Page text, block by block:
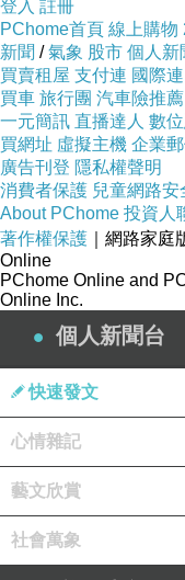
登入 註冊
PChome首頁 線上購物
新聞 /氣象 股市 個人新
買賣租屋 支付連 國際連
買車 旅行團 汽車險推薦
一元簡訊 直播達人 數
買網址 虛擬主機 企業
廣告刊登 隱私權聲明
消費者保護 兒童網路安
About PChome 投資人
著作權保護 ｜網路家
Online
PChome Online and
Online Inc.
個人新聞台
快速發文
心情雜記
藝文欣賞
社會萬象